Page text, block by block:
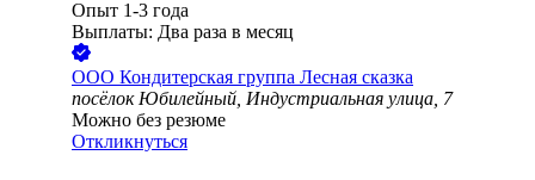
Опыт 1-3 года
Выплаты: Два раза в месяц
ООО Кондитерская группа Лесная сказка
посёлок Юбилейный, Индустриальная улица, 7
Можно без резюме
Откликнуться